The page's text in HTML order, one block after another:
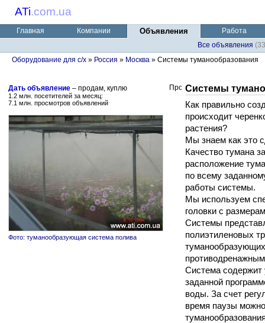
ATi.com.ua
Главная Компании Объявления
Работа
Все объявления
Оборудование для с/х » Россия » Москва » Системы туманообразования
Дать объявление – продам, куплю
1.2 млн. посетителей за месяц:
7.1 млн. просмотров объявлений
Фото: туманообразующая система полива
Системы
Как правильно
происходит
растения?
Мы знаем как это
Качество тумана
расположение
по всему
работы системы.
Мы используем
головки с
Системы
полиэтиленовых
Система содержит
заданной
воды. За счет
время паузы